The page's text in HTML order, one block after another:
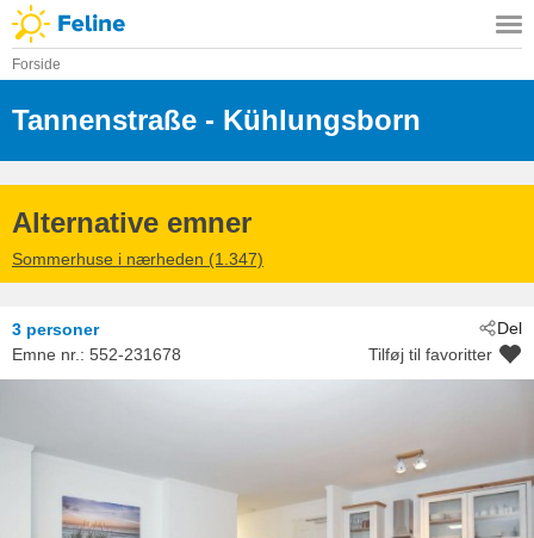
Forside
Tannenstraße
- 18225
- Kühlungsborn
Alternative emner
Sommerhuse i nærheden (1.347)
Del
3 personer
Emne nr.: 552-231678 Tilføj til favoritter